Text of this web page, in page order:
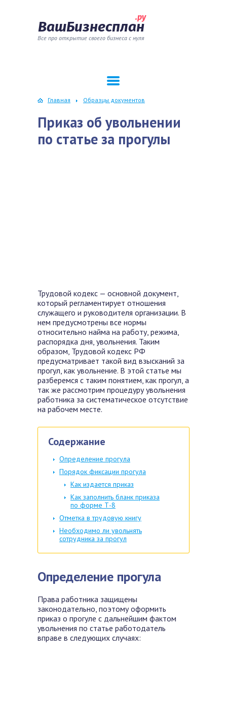
ВашБизнесплан
.ру
Все про открытие своего бизнеса с нуля
Главная Образцы документов
Приказ об увольнении
по статье за прогулы
Трудовой кодекс — основной документ,
который регламентирует отношения
служащего и руководителя организации. В
нем предусмотрены все нормы
относительно найма на работу, режима,
распорядка дня, увольнения. Таким
образом, Трудовой кодекс РФ
предусматривает такой вид взысканий за
прогул, как увольнение. В этой статье мы
разберемся с таким понятием, как прогул, а
так же рассмотрим процедуру увольнения
работника за систематическое отсутствие
на рабочем месте.
Содержание
Определение прогула
Порядок фиксации прогула
Как издается приказ
Как заполнить бланк приказа
по форме Т-8
Отметка в трудовую книгу
Необходимо ли увольнять
сотрудника за прогул
Определение прогула
Права работника защищены
законодательно, поэтому оформить
приказ о прогуле с дальнейшим фактом
увольнения по статье работодатель
вправе в следующих случаях: